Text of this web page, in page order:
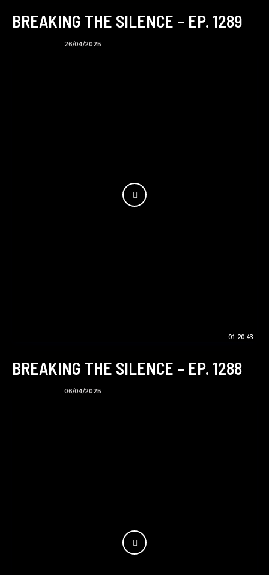
BREAKING THE SILENCE – EP. 1289
26/04/2025
01:20:43
BREAKING THE SILENCE – EP. 1288
06/04/2025